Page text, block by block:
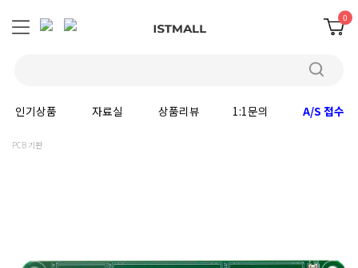
0
인기상품 자료실 상품리뷰 1:1문의 A/S 접수
PCB 기판